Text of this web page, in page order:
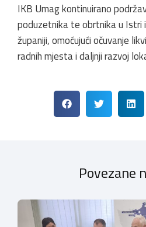
IKB Umag kontinuirano
poduzetnika te obrtnika u Istri
županiji, omoćujući očuvanje
radnih mjesta i daljnji razvoj
Povezane